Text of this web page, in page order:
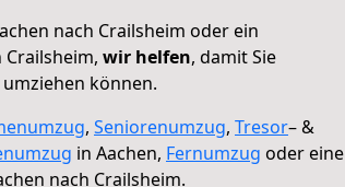
nach Crailsheim oder ein
wir helfen, damit Sie
können.
, Seniorenumzug, Tresor– &
in Aachen, Fernumzug oder eine
nach Crailsheim.